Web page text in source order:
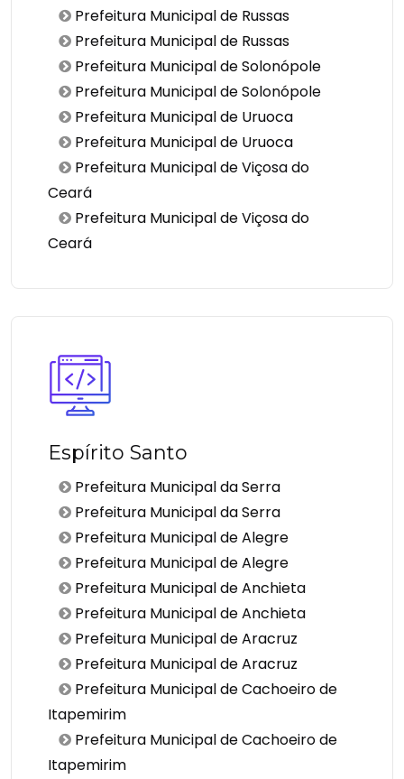
Prefeitura Municipal de Russas
Prefeitura Municipal de Russas
Prefeitura Municipal de Solonópole
Prefeitura Municipal de Solonópole
Prefeitura Municipal de Uruoca
Prefeitura Municipal de Uruoca
Prefeitura Municipal de Viçosa do
Ceará
Prefeitura Municipal de Viçosa do
Ceará
Espírito Santo
Prefeitura Municipal da Serra
Prefeitura Municipal da Serra
Prefeitura Municipal de Alegre
Prefeitura Municipal de Alegre
Prefeitura Municipal de Anchieta
Prefeitura Municipal de Anchieta
Prefeitura Municipal de Aracruz
Prefeitura Municipal de Aracruz
Prefeitura Municipal de Cachoeiro de
Itapemirim
Prefeitura Municipal de Cachoeiro de
Itapemirim